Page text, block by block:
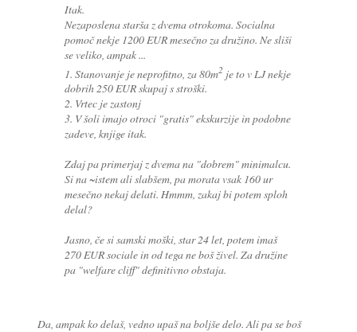
Itak.
Nezaposlena starša z dvema otrokoma. Socialna
pomoč nekje 1200 EUR mesečno za družino. Ne sliši
se veliko, ampak ...
1. Stanovanje je neprofitno, za 80m2 je to v LJ nekje
dobrih 250 EUR skupaj s stroški.
2. Vrtec je zastonj
3. V šoli imajo otroci "gratis" ekskurzije in podobne
zadeve, knjige itak.
Zdaj pa primerjaj z dvema na "dobrem" minimalcu.
Si na ~istem ali slabšem, pa morata vsak 160 ur
mesečno nekaj delati. Hmmm, zakaj bi potem sploh
delal?
Jasno, če si samski moški, star 24 let, potem imaš
270 EUR sociale in od tega ne boš živel. Za družine
pa "welfare cliff" definitivno obstaja.
Da, ampak ko delaš, vedno upaš na boljše delo. Ali pa se boš